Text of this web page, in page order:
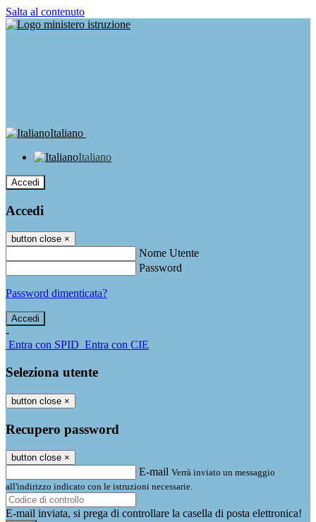
Salta al contenuto
Italiano
Italiano
Accedi
Accedi
button close ×
Nome Utente
Password
Password dimenticata?
-
Entra con SPID Entra con CIE
Seleziona utente
button close ×
Recupero password
button close ×
E-mail Verrà inviato un messaggio
all'indirizzo indicato con le istruzioni necessarie.
E-mail inviata, si prega di controllare la casella di posta elettronica!